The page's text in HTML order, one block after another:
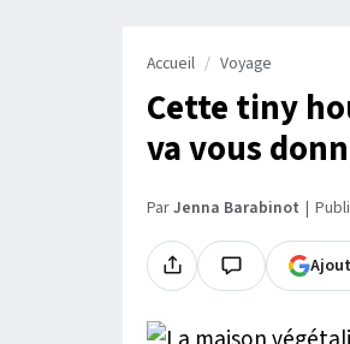
Accueil Voyage
Cette tiny
va vous
ParJenna Barabinot